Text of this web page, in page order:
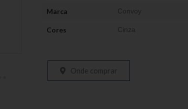
Marca Convoy
Cores Cinza
Onde comprar